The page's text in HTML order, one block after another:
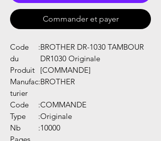
Commander et payer
Code
du
Produit
:BROTHER DR-1030 TAMBOUR
DR1030 Originale
[COMMANDE]
Manufac
turier
:BROTHER
Code :COMMANDE
Type
:Originale
Nb
:10000